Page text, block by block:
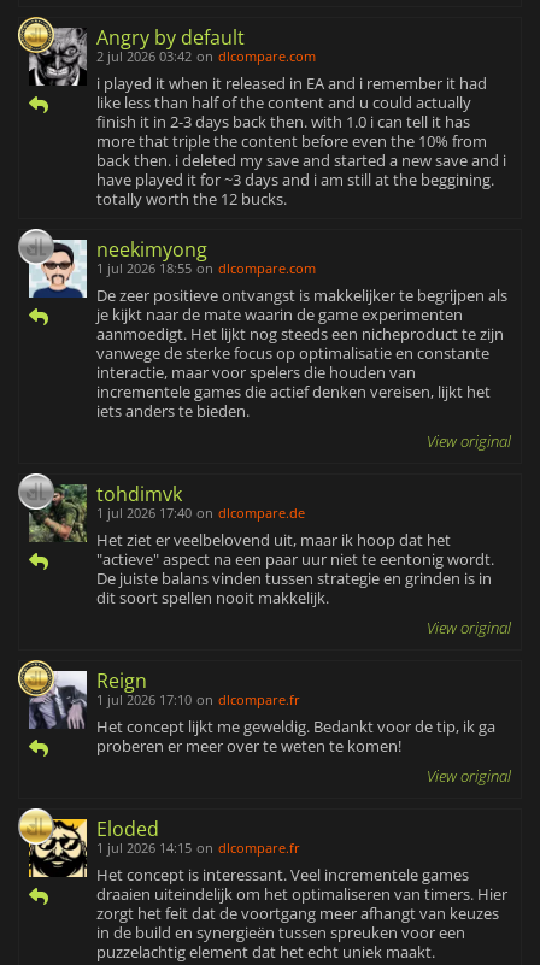
Angry by default
2 jul 2026 03:42 on dlcompare.com
i played it when it released in EA and i remember it had
like less than half of the content and u could actually
finish it in 2-3 days back then. with 1.0 i can tell it has
more that triple the content before even the 10% from
back then. i deleted my save and started a new save and i
have played it for ~3 days and i am still at the beggining.
totally worth the 12 bucks.
neekimyong
1 jul 2026 18:55 on dlcompare.com
De zeer positieve ontvangst is makkelijker te begrijpen als
je kijkt naar de mate waarin de game experimenten
aanmoedigt. Het lijkt nog steeds een nicheproduct te zijn
vanwege de sterke focus op optimalisatie en constante
interactie, maar voor spelers die houden van
incrementele games die actief denken vereisen, lijkt het
iets anders te bieden.
View original
tohdimvk
1 jul 2026 17:40 on dlcompare.de
Het ziet er veelbelovend uit, maar ik hoop dat het
"actieve" aspect na een paar uur niet te eentonig wordt.
De juiste balans vinden tussen strategie en grinden is in
dit soort spellen nooit makkelijk.
View original
Reign
1 jul 2026 17:10 on dlcompare.fr
Het concept lijkt me geweldig. Bedankt voor de tip, ik ga
proberen er meer over te weten te komen!
View original
Eloded
1 jul 2026 14:15 on dlcompare.fr
Het concept is interessant. Veel incrementele games
draaien uiteindelijk om het optimaliseren van timers. Hier
zorgt het feit dat de voortgang meer afhangt van keuzes
in de build en synergieën tussen spreuken voor een
puzzelachtig element dat het echt uniek maakt.